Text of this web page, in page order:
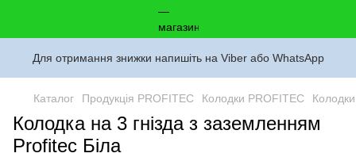
Для отримання знижки напишіть на Viber або WhatsApp
Каталог Продукція PROFITEC Колодки PROFITEC
Колодка на 3 гнізда з заземленням
Profitec Біла